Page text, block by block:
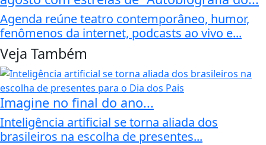
Agenda reúne teatro contemporâneo, humor,
fenômenos da internet, podcasts ao vivo e...
Veja Também
Imagine no final do ano...
Inteligência artificial se torna aliada dos
brasileiros na escolha de presentes...